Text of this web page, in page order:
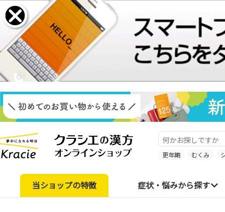
更年期 むくみ
当ショップの特徴 症状・悩みから探す